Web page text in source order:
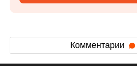
Комментарии